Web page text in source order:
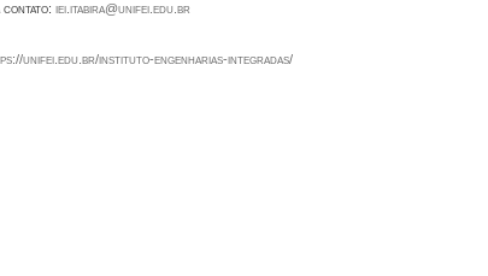
contato: iei.itabira@unifei.edu.br
unifei.edu.br/instituto-engenharias-integradas/